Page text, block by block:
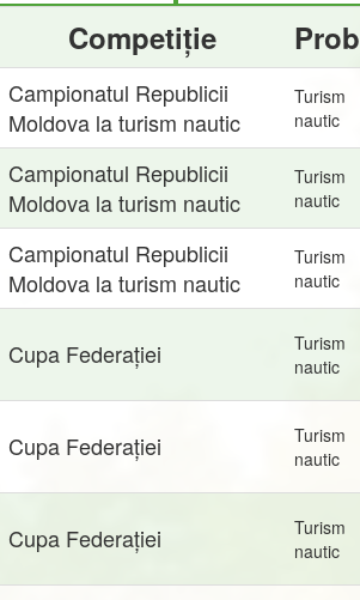
Competiție
Campionatul Republicii
Moldova la turism nautic
Turism
nautic
Campionatul Republicii
Moldova la turism nautic
Turism
nautic
Campionatul Republicii
Moldova la turism nautic
Turism
nautic
Cupa Federației
Turism
nautic
Cupa Federației
Turism
nautic
Cupa Federației
Turism
nautic